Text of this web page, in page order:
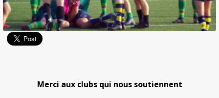
Merci aux clubs qui nous soutiennent